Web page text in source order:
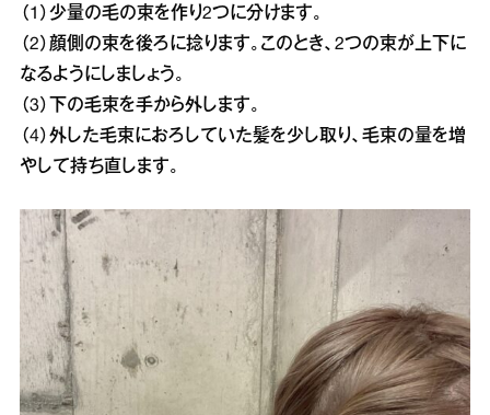
（1）少量の毛の束を作り2つに分けます。
（2）顔側の束を後ろに捻ります。このとき、2つの束が上下に
なるようにしましょう。
（3）下の毛束を手から外します。
（4）外した毛束におろしていた髪を少し取り、毛束の量を増
やして持ち直します。